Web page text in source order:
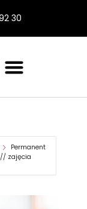
30
Permanent
// zajęcia